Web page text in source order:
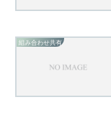
組み合わせ共有